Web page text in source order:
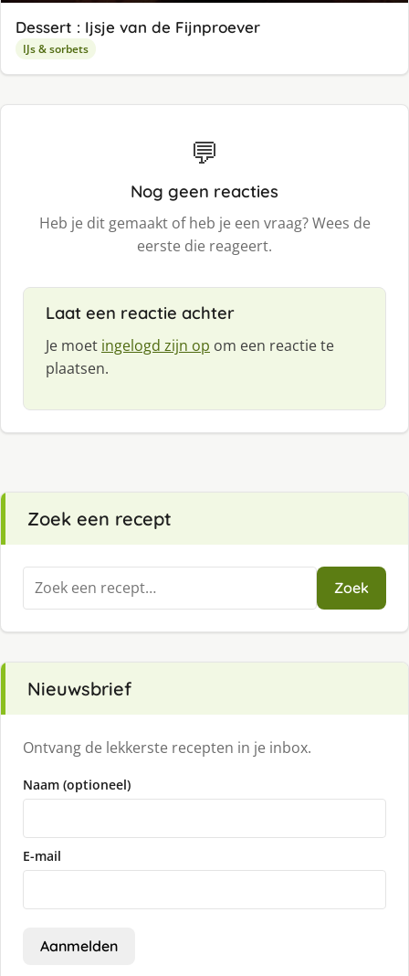
Dessert : Ijsje van de Fijnproever
IJs & sorbets
💬
Nog geen reacties
Heb je dit gemaakt of heb je een vraag? Wees de
eerste die reageert.
Laat een reactie achter
Je moet ingelogd zijn op om een reactie te
plaatsen.
Zoek een recept
Zoeken
naar:
Zoek
Nieuwsbrief
Ontvang de lekkerste recepten in je inbox.
Naam (optioneel)
E-mail
Aanmelden